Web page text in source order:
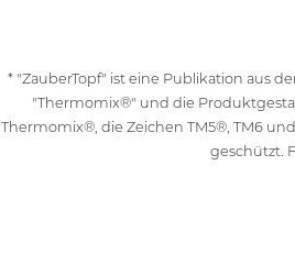
* "ZauberTopf" ist eine Publikation aus
"Thermomix®" und die
Thermomix®, die Zeichen TM5®, TM6
geschützt.